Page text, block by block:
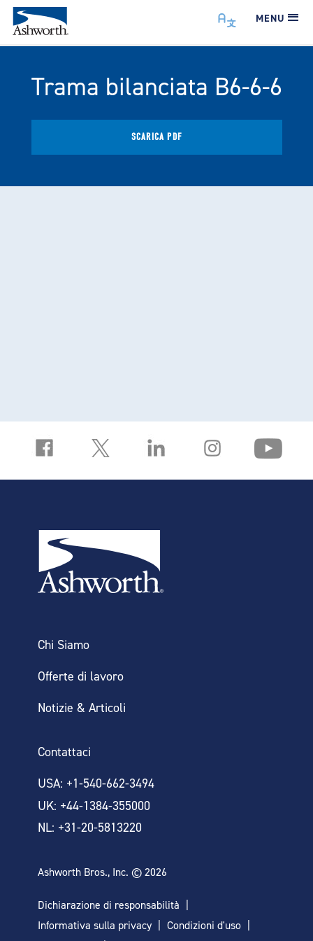
MENU
Trama bilanciata B6-6-6
SCARICA PDF
Chi Siamo
Offerte di lavoro
Notizie & Articoli
Contattaci
USA: +1-540-662-3494
UK: +44-1384-355000
NL: +31-20-5813220
Ashworth Bros., Inc. © 2026
Dichiarazione di responsabilità
Informativa sulla privacy
Condizioni d'uso